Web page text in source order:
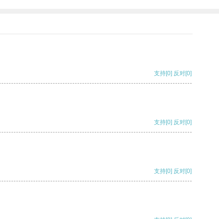
支持[0] 反对[0]
支持[0] 反对[0]
支持[0] 反对[0]